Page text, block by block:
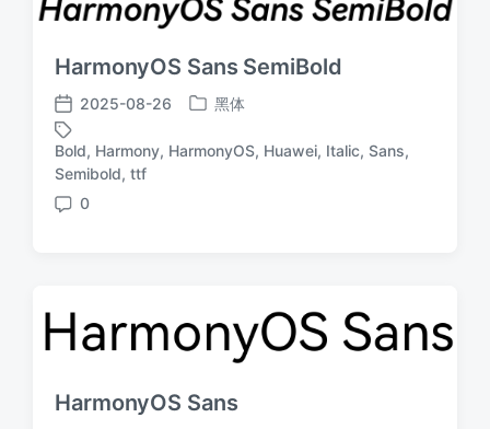
HarmonyOS Sans SemiBold
发
布
日
期
2025-08-26
发
于
黑体
标
Bold, Harmony, HarmonyOS, Huawei, Italic, Sans,
Semibold, ttf
评
0
HarmonyOS Sans